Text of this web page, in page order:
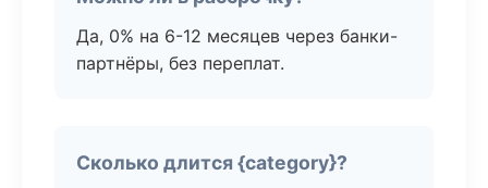
Да, 0% на 6-12 месяцев через банки-
партнёры, без переплат.
Сколько длится {category}?